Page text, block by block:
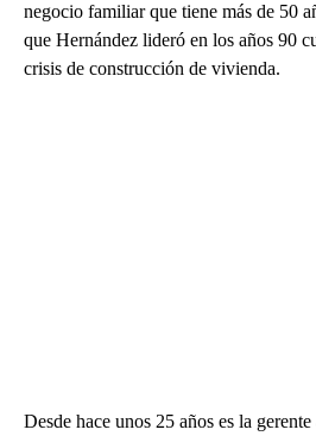
negocio familiar que tiene más de 50
que Hernández lideró en los años 90
crisis de construcción de vivienda.
Desde hace unos 25 años es la